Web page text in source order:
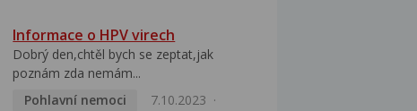
Informace o HPV virech
Dobrý den,chtěl bych se zeptat,jak
poznám zda nemám...
Pohlavní nemoci
7.10.2023